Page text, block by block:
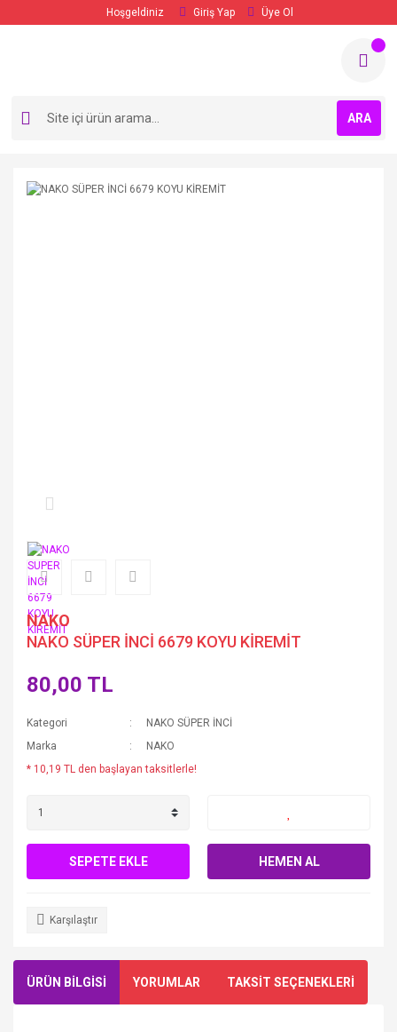
Hoşgeldiniz Giriş Yap Üye Ol
ARA
NAKO
NAKO SÜPER İNCİ 6679 KOYU KİREMİT
80,00 TL
Kategori
NAKO SÜPER İNCİ
Marka
NAKO
* 10,19 TL den başlayan taksitlerle!
SEPETE EKLE HEMEN AL
Karşılaştır
ÜRÜN BİLGİSİ YORUMLAR TAKSİT SEÇENEKLERİ